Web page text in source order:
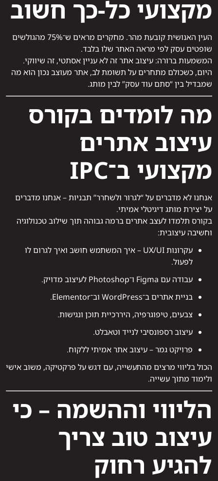
מקצועי כל-כך חשוב
העין האנושית קובעת מהר. מחקרים מראים ש־75% מהגולשים
שופטים עסק לפי מראה האתר שלו בלבד.
המשמעות ברורה: עיצוב אתר זה לא עניין אסתטי, זה שיווקי.
היום, כשכולם מתחרים על תשומת לב, אתר מעוצב נכון הוא מה
שמבדיל בין “סתם עוד עסק” לבין מותג.
מה לומדים בקורס
עיצוב אתרים
מקצועי ב־IPC
אנחנו לא מדברים על “לגרור ולשחרר” תבניות – אנחנו מדברים
על יצירת מותג דיגיטלי אמיתי.
בקורס תלמדו לעצב אתרים ברמה גבוהה תוך שילוב טכנולוגיה
וחשיבה עיצובית:
עקרונות UX/UI – איך המשתמש חושב ואיך לגרום לו
לפעול.
עבודה עם Figma ו־Photoshop לעיצוב מדויק.
בניית אתרים ב־WordPress וב־Elementor.
צבעים, טיפוגרפיה, היררכיית תוכן ונגישות.
עיצוב רספונסיבי לנייד וטאבלט.
פרויקט גמר – עיצוב אתר אמיתי ללקוח.
הכול בליווי מרצים מהתעשייה, עם דגש על פרקטיקה, משוב אישי
ולימוד מתוך עשייה.
הליווי וההשמה – כי
עיצוב טוב צריך
להגיע רחוק